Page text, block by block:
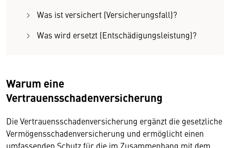
Was ist versichert (Versicherungsfall)?
Was wird ersetzt (Entschädigungsleistung)?
Warum eine
Vertrauensschadenversicherung
Die Vertrauensschadenversicherung ergänzt die gesetzliche
Vermögensschadenversicherung und ermöglicht einen
umfassenden Schutz für die im Zusammenhang mit dem